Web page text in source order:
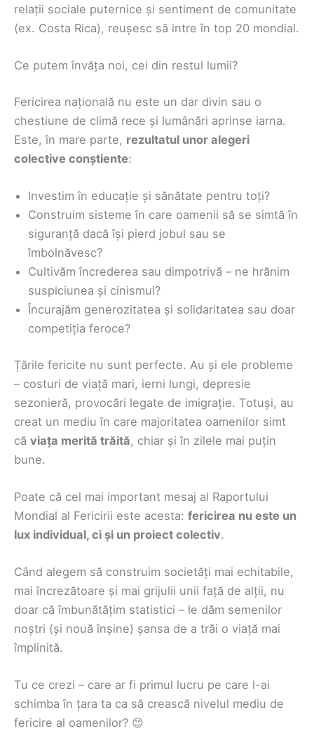
relații sociale puternice și sentiment de comunitate
(ex. Costa Rica), reușesc să intre în top 20 mondial.
Ce putem învăța noi, cei din restul lumii?
Fericirea națională nu este un dar divin sau o
chestiune de climă rece și lumânări aprinse iarna.
Este, în mare parte, rezultatul unor alegeri
colective conștiente:
Investim în educație și sănătate pentru toți?
Construim sisteme în care oamenii să se simtă în
siguranță dacă își pierd jobul sau se
îmbolnăvesc?
Cultivăm încrederea sau dimpotrivă – ne hrănim
suspiciunea și cinismul?
Încurajăm generozitatea și solidaritatea sau doar
competiția feroce?
Țările fericite nu sunt perfecte. Au și ele probleme
– costuri de viață mari, ierni lungi, depresie
sezonieră, provocări legate de imigrație. Totuși, au
creat un mediu în care majoritatea oamenilor simt
că viața merită trăită, chiar și în zilele mai puțin
bune.
Poate că cel mai important mesaj al Raportului
Mondial al Fericirii este acesta: fericirea nu este un
lux individual, ci și un proiect colectiv.
Când alegem să construim societăți mai echitabile,
mai încrezătoare și mai grijulii unii față de alții, nu
doar că îmbunătățim statistici – le dăm semenilor
noștri (și nouă înșine) șansa de a trăi o viață mai
împlinită.
Tu ce crezi – care ar fi primul lucru pe care l-ai
schimba în țara ta ca să crească nivelul mediu de
fericire al oamenilor? 😊